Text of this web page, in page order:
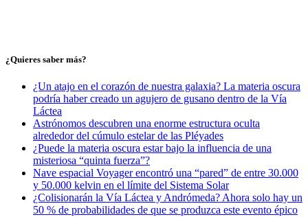
¿Quieres saber más?
¿Un atajo en el corazón de nuestra galaxia? La materia oscura
podría haber creado un agujero de gusano dentro de la Vía
Láctea
Astrónomos descubren una enorme estructura oculta
alrededor del cúmulo estelar de las Pléyades
¿Puede la materia oscura estar bajo la influencia de una
misteriosa “quinta fuerza”?
Nave espacial Voyager encontró una “pared” de entre 30.000
y 50.000 kelvin en el límite del Sistema Solar
¿Colisionarán la Vía Láctea y Andrómeda? Ahora solo hay un
50 % de probabilidades de que se produzca este evento épico